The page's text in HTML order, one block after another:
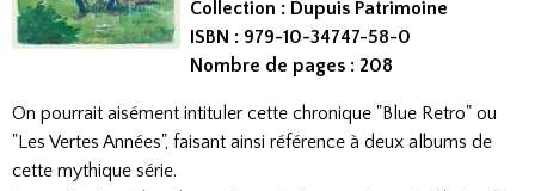
Collection : Dupuis Patrimoine
ISBN : 979-10-34747-58-0
Nombre de pages : 208
On pourrait aisément intituler cette chronique "Blue Retro" ou
"Les Vertes Années", faisant ainsi référence à deux albums de
cette mythique série.